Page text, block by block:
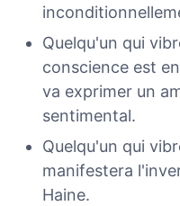
Quelqu'un qui
conscience est
va exprimer un
sentimental.
Quelqu'un qui
manifestera
Haine.